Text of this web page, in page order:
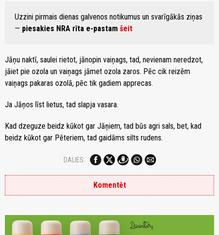
Uzzini pirmais dienas galvenos notikumus un svarīgākās ziņas
— piesakies NRA rīta e-pastam šeit
Jāņu naktī, saulei rietot, jānopin vaiņags, tad, nevienam neredzot,
jāiet pie ozola un vaiņags jāmet ozola zaros. Pēc cik reizēm
vaiņags pakaras ozolā, pēc tik gadiem apprecas.
Ja Jāņos līst lietus, tad slapja vasara.
Kad dzeguze beidz kūkot gar Jāņiem, tad būs agri sals, bet, kad
beidz kūkot gar Pēteriem, tad gaidāms silts rudens.
DALIES:
Komentēt